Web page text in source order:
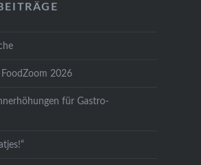
FoodZoom 2026
für Gastro-